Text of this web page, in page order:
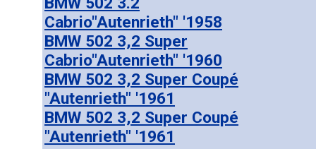
Cabrio"Autenrieth" '1958
BMW 502 3,2 Super
Cabrio"Autenrieth" '1960
BMW 502 3,2 Super Coupé
"Autenrieth" '1961
BMW 502 3,2 Super Coupé
"Autenrieth" '1961